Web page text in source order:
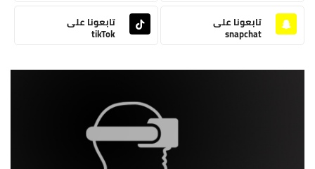
تابعونا على
snapchat
تابعونا على
tikTok